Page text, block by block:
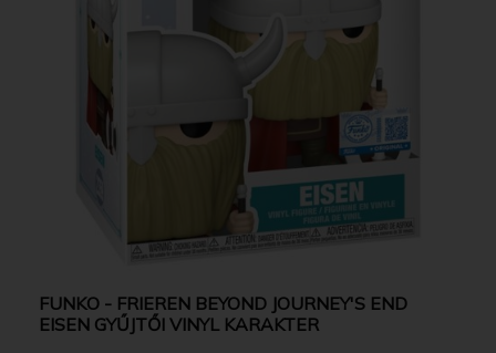
FUNKO - FRIEREN BEYOND JOURNEY'S END
EISEN GYŰJTŐI VINYL KARAKTER